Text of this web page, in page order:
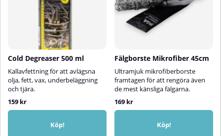
Cold Degreaser 500 ml
Kallavfettning för att avlägsna
olja, fett, vax, underbeläggning
och tjära.
159 kr
Köp!
Fälgborste Mikrofiber 45cm
Ultramjuk mikrofiberborste
framtagen för att rengöra även
de mest känsliga fälgarna.
169 kr
Köp!